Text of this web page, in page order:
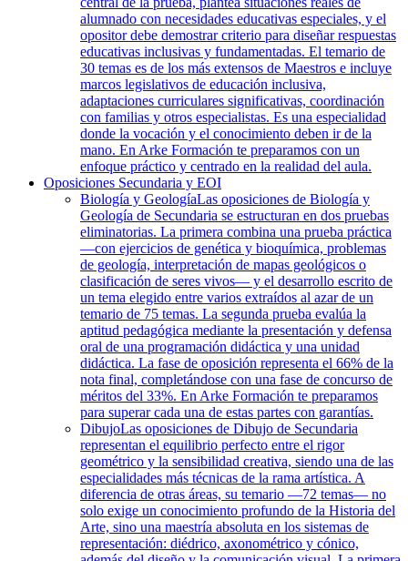
alumnado con necesidades educativas especiales, y el
opositor debe demostrar criterio para diseñar respuestas
educativas inclusivas y fundamentadas. El temario de
30 temas es de los más extensos de Maestros e incluye
marcos legislativos de educación inclusiva,
adaptaciones curriculares significativas, coordinación
con familias y otros especialistas. Es una especialidad
donde la vocación y el conocimiento deben ir de la
mano. En Arke Formación te preparamos con un
enfoque práctico y centrado en la realidad del aula.
Oposiciones Secundaria y EOI
Biología y GeologíaLas oposiciones de Biología y
Geología de Secundaria se estructuran en dos pruebas
eliminatorias. La primera combina una prueba práctica
—con ejercicios de genética y bioquímica, problemas
de geología, interpretación de mapas geológicos o
clasificación de seres vivos— y el desarrollo escrito de
un tema elegido entre varios extraídos al azar de un
temario de 75 temas. La segunda prueba evalúa la
aptitud pedagógica mediante la presentación y defensa
oral de una programación didáctica y una unidad
didáctica. La fase de oposición representa el 66% de la
nota final, completándose con una fase de concurso de
méritos del 33%. En Arke Formación te preparamos
para superar cada una de estas partes con garantías.
DibujoLas oposiciones de Dibujo de Secundaria
representan el equilibrio perfecto entre el rigor
geométrico y la sensibilidad creativa, siendo una de las
especialidades más técnicas de la rama artística. A
diferencia de otras áreas, su temario —72 temas— no
solo exige un conocimiento profundo de la Historia del
Arte, sino una maestría absoluta en los sistemas de
representación: diédrico, axonométrico y cónico,